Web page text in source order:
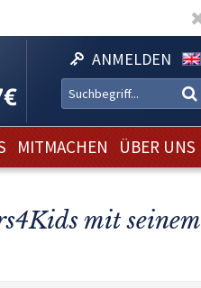
ANMELDEN
MITMACHEN ÜBER UNS
mit seinem